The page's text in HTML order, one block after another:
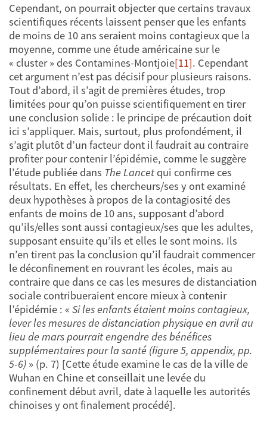
Cependant, on pourrait objecter que certains travaux
scientifiques récents laissent penser que les enfants
de moins de 10 ans seraient moins contagieux que la
moyenne, comme une étude américaine sur le
« cluster » des Contamines-Montjoie[11]. Cependant
cet argument n’est pas décisif pour plusieurs raisons.
Tout d’abord, il s’agit de premières études, trop
limitées pour qu’on puisse scientifiquement en tirer
une conclusion solide : le principe de précaution doit
ici s’appliquer. Mais, surtout, plus profondément, il
s’agit plutôt d’un facteur dont il faudrait au contraire
profiter pour contenir l’épidémie, comme le suggère
l’étude publiée dans The Lancetqui confirme ces
résultats. En effet, les chercheurs/ses y ont examiné
deux hypothèses à propos de la contagiosité des
enfants de moins de 10 ans, supposant d’abord
qu’ils/elles sont aussi contagieux/ses que les adultes,
supposant ensuite qu’ils et elles le sont moins. Ils
n’en tirent pas la conclusion qu’il faudrait commencer
le déconfinement en rouvrant les écoles, mais au
contraire que dans ce cas les mesures de distanciation
sociale contribueraient encore mieux à contenir
l’épidémie : « Si les enfants étaient moins contagieux,
lever les mesures de distanciation physique en avril au
lieu de mars pourrait engendre des bénéfices
supplémentaires pour la santé (figure 5, appendix, pp.
5-6) » (p. 7) [Cette étude examine le cas de la ville de
Wuhan en Chine et conseillait une levée du
confinement début avril, date à laquelle les autorités
chinoises y ont finalement procédé].